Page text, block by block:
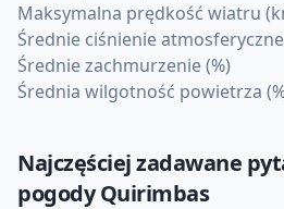
Maksymalna prędkość wiatru
Średnie ciśnienie
Średnie zachmurzenie (%)
Średnia wilgotność powietrza
Najczęściej zadawane
pogodyQuirimbas